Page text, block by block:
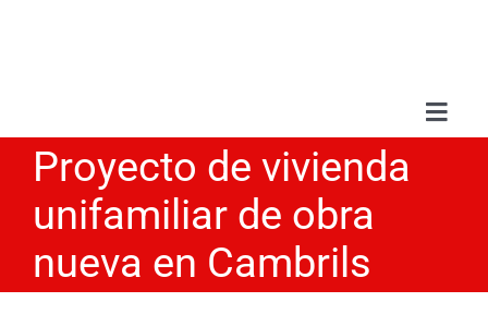
Proyecto de vivienda
unifamiliar de obra
nueva en Cambrils